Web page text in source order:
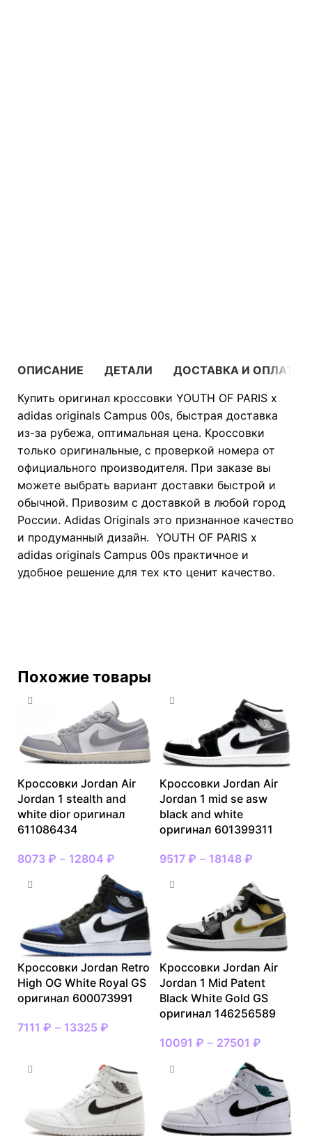
ОПИСАНИЕ ДЕТАЛИ
ДОСТАВКА И ОПЛАТА
Купить оригинал кроссовки YOUTH OF PARIS x
adidas originals Campus 00s, быстрая доставка
из-за рубежа, оптимальная цена. Кроссовки
только оригинальные, с проверкой номера от
официального производителя. При заказе вы
можете выбрать вариант доставки быстрой и
обычной. Привозим с доставкой в любой город
России. Adidas Originals это признанное качество
и продуманный дизайн. YOUTH OF PARIS x
adidas originals Campus 00s практичное и
удобное решение для тех кто ценит качество.
Похожие товары
Кроссовки Jordan Air
Jordan 1 stealth and
white dior оригинал
611086434
8073 ₽ – 12804 ₽
Кроссовки Jordan Air
Jordan 1 mid se asw
black and white
оригинал 601399311
9517 ₽ – 18148 ₽
Кроссовки Jordan Retro
High OG White Royal GS
оригинал 600073991
7111 ₽ – 13325 ₽
Кроссовки Jordan Air
Jordan 1 Mid Patent
Black White Gold GS
оригинал 146256589
10091 ₽ – 27501 ₽